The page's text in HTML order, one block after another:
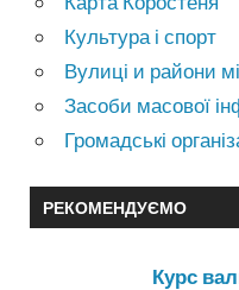
Культура і спорт
Вулиці и райони
Засоби масової
Громадські
РЕКОМЕНДУЄМО
Курс